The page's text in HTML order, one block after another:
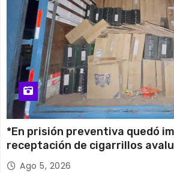
*En prisión preventiva quedó
receptación de cigarrillos
millones*
Ago 5, 2026